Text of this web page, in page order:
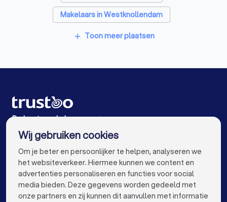
Diëtisten in Purmerend
Makelaars in Westknollendam
Makelaars in Schermerhorn
Makelaars in Den Haag
Makelaars in Eindhoven
Makelaars in Tilburg
Makelaars in Groningen
Makelaars in Breda
Makelaars in Nijmegen
Makelaars in Enschede
Makelaars in Haarlem
Makelaars in Arnhem
Makelaars in Amersfoort
add Toon meer plaatsen
De beste makelaars voor jou
Wij gebruiken cookies
Om je beter en persoonlijker te helpen, analyseren we
het websiteverkeer. Hiermee kunnen we content en
advertenties personaliseren en functies voor social
media bieden. Deze gegevens worden gedeeld met
onze partners en zij kunnen dit aanvullen met informatie